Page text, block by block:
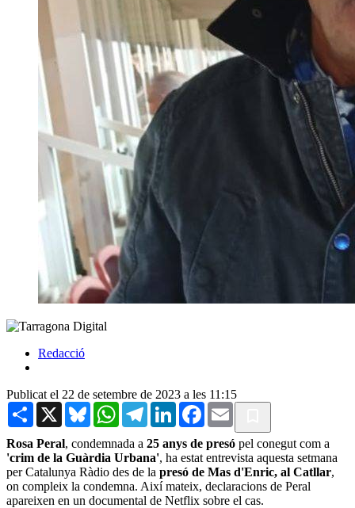
Redacció
Publicat el 22 de setembre de 2023 a les 11:15
Share X BlueskyWhatsAppTelegramLinkedInFacebook
Email
Rosa Peral, condemnada a 25 anys de presó pel conegut com a
'crim de la Guàrdia Urbana', ha estat entrevista aquesta setmana
per Catalunya Ràdio des de la presó de Mas d'Enric, al Catllar,
on compleix la condemna. Així mateix, declaracions de Peral
apareixen en un documental de Netflix sobre el cas.